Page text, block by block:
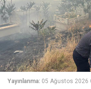
Yayınlanma: 05 Ağustos 2026